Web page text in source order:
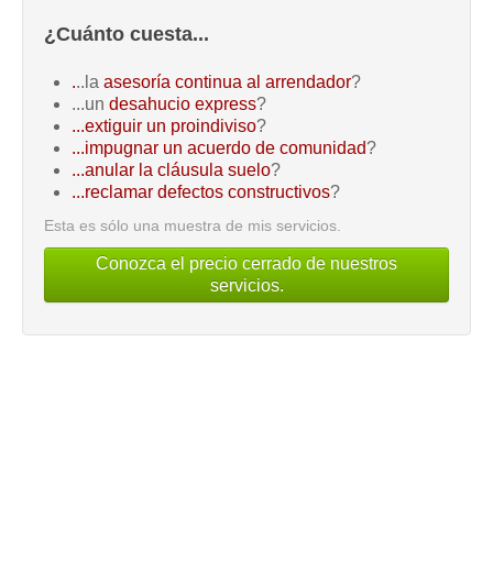
¿Cuánto cuesta...
...la asesoría continua al arrendador?
...un desahucio express?
...extiguir un proindiviso?
...impugnar un acuerdo de comunidad?
...anular la cláusula suelo?
...reclamar defectos constructivos?
Esta es sólo una muestra de mis servicios.
Conozca el precio cerrado de nuestros
servicios.